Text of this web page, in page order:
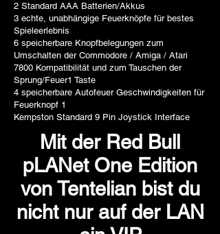
2 Standard AAA Batterien/Akkus
3 echte, unabhängige Feuerknöpfe für bestes
Spieleerlebnis
6 speicherbare Knopfbelegungen zum
Umschalten der Commodore / Amiga / Atari
7800 Kompatibilität und zum Tauschen der
Sprung/Feuer1 Taste
4 speicherbare Autofeuer Geschwindigkeiten für
Feuerknopf 1
Kempston Standard 9 Pin Joystick Interface
Mit der Red Bull
pLANet One Edition
von Tentelian bist du
nicht nur auf der LAN